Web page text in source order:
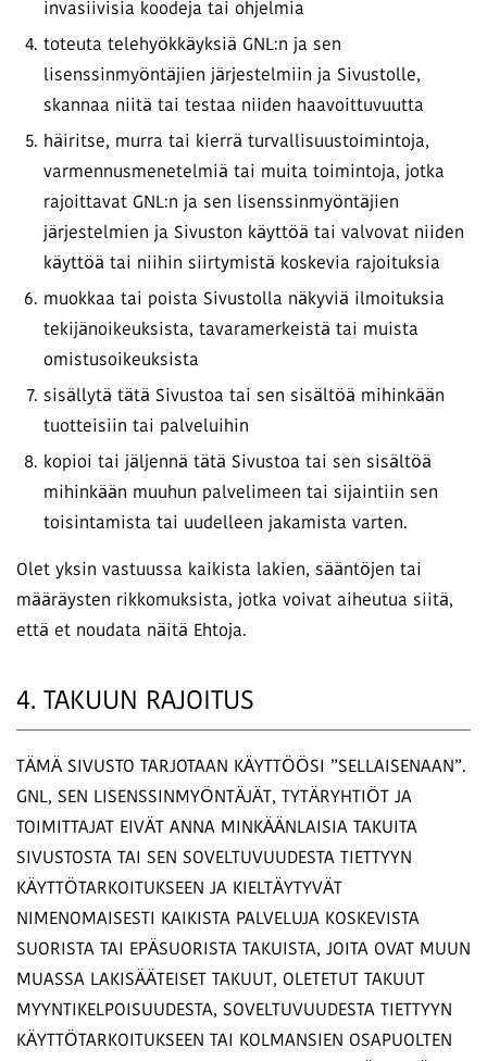
invasiivisia koodeja tai ohjelmia
toteuta telehyökkäyksiä GNL:n ja sen
lisenssinmyöntäjien järjestelmiin ja Sivustolle,
skannaa niitä tai testaa niiden haavoittuvuutta
häiritse, murra tai kierrä turvallisuustoimintoja,
varmennusmenetelmiä tai muita toimintoja, jotka
rajoittavat GNL:n ja sen lisenssinmyöntäjien
järjestelmien ja Sivuston käyttöä tai valvovat niiden
käyttöä tai niihin siirtymistä koskevia rajoituksia
muokkaa tai poista Sivustolla näkyviä ilmoituksia
tekijänoikeuksista, tavaramerkeistä tai muista
omistusoikeuksista
sisällytä tätä Sivustoa tai sen sisältöä mihinkään
tuotteisiin tai palveluihin
kopioi tai jäljennä tätä Sivustoa tai sen sisältöä
mihinkään muuhun palvelimeen tai sijaintiin sen
toisintamista tai uudelleen jakamista varten.
Olet yksin vastuussa kaikista lakien, sääntöjen tai
määräysten rikkomuksista, jotka voivat aiheutua siitä,
että et noudata näitä Ehtoja.
4. TAKUUN RAJOITUS
TÄMÄ SIVUSTO TARJOTAAN KÄYTTÖÖSI ”SELLAISENAAN”.
GNL, SEN LISENSSINMYÖNTÄJÄT, TYTÄRYHTIÖT JA
TOIMITTAJAT EIVÄT ANNA MINKÄÄNLAISIA TAKUITA
SIVUSTOSTA TAI SEN SOVELTUVUUDESTA TIETTYYN
KÄYTTÖTARKOITUKSEEN JA KIELTÄYTYVÄT
NIMENOMAISESTI KAIKISTA PALVELUJA KOSKEVISTA
SUORISTA TAI EPÄSUORISTA TAKUISTA, JOITA OVAT MUUN
MUASSA LAKISÄÄTEISET TAKUUT, OLETETUT TAKUUT
MYYNTIKELPOISUUDESTA, SOVELTUVUUDESTA TIETTYYN
KÄYTTÖTARKOITUKSEEN TAI KOLMANSIEN OSAPUOLTEN